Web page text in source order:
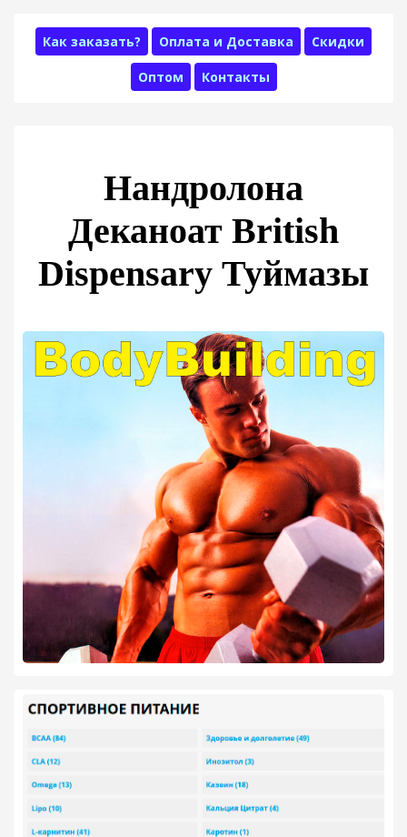
Как заказать? Оплата и Доставка Скидки
Оптом Контакты
Нандролона
Деканоат British
Dispensary Туймазы